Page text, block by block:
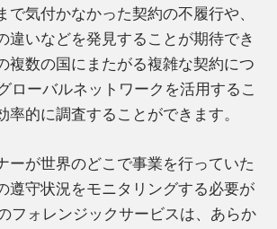
で気付かなかった契約の不履行や、
違いなどを発見することが期待でき
複数の国にまたがる複雑な契約につ
ローバルネットワークを活用するこ
率的に調査することができます。
ーが世界のどこで事業を行っていた
遵守状況をモニタリングする必要が
フォレンジックサービスは、あらか